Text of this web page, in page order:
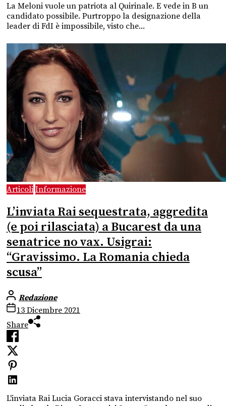
La Meloni vuole un patriota al Quirinale. E vede in B un
candidato possibile. Purtroppo la designazione della
leader di FdI è impossibile, visto che...
Articoli Informazione
L’inviata Rai sequestrata, aggredita
(e poi rilasciata) a Bucarest da una
senatrice no vax. Usigrai:
“Gravissimo. La Romania chieda
scusa”
Redazione
13 Dicembre 2021
Share
L'inviata Rai Lucia Goracci stava intervistando nel suo